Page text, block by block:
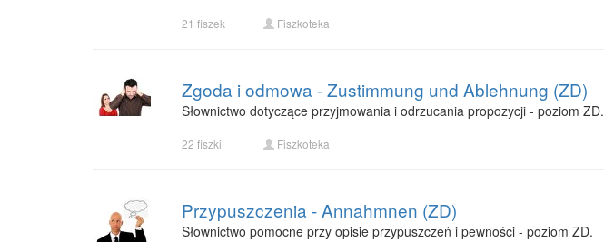
21 fiszek Fiszkoteka
Zgoda i odmowa - Zustimmung und Ablehnung (ZD)
Słownictwo dotyczące przyjmowania i odrzucania propozycji - poziom ZD.
22 fiszki Fiszkoteka
Przypuszczenia - Annahmnen (ZD)
Słownictwo pomocne przy opisie przypuszczeń i pewności - poziom ZD.